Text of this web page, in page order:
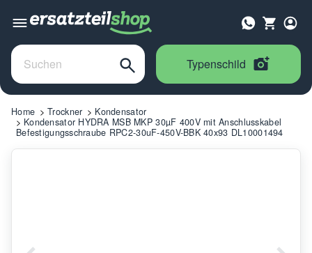
Typenschild
Home Trockner
Kondensator
Kondensator HYDRA MSB MKP 30µF 400V mit Anschlusskabel
Befestigungsschraube RPC2-30uF-450V-BBK 40x93 DL10001494